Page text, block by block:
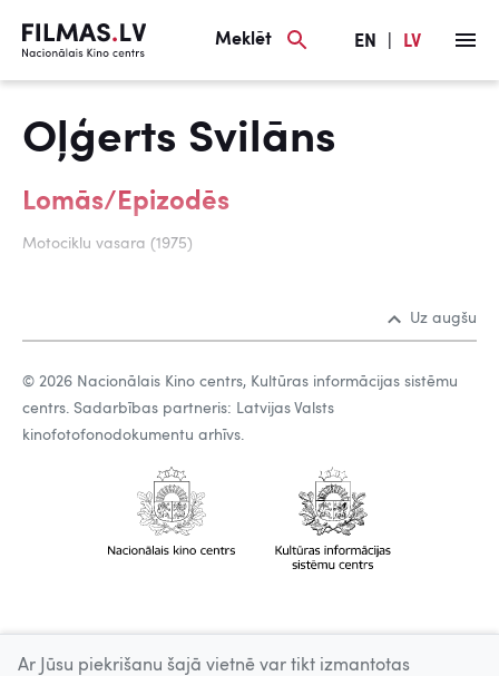
Meklēt EN LV
Oļģerts Svilāns
Lomās/Epizodēs
Motociklu vasara (1975)
Uz augšu
© 2026 Nacionālais Kino centrs, Kultūras informācijas sistēmu
centrs. Sadarbības partneris: Latvijas Valsts
kinofotofonodokumentu arhīvs.
Ar Jūsu piekrišanu šajā vietnē var tikt izmantotas